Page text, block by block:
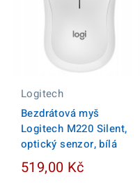
Logitech
Bezdrátová myš
Logitech M220 Silent,
optický senzor, bílá
519,00 Kč